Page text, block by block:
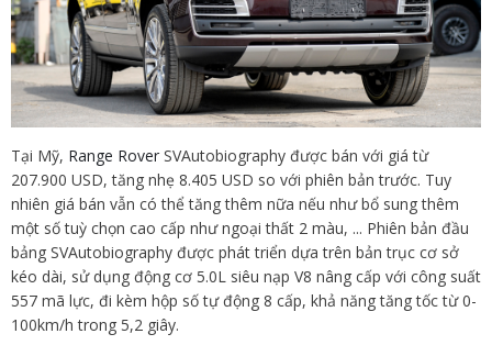
Tại Mỹ, Range Rover SVAutobiography được bán với giá từ
207.900 USD, tăng nhẹ 8.405 USD so với phiên bản trước. Tuy
nhiên giá bán vẫn có thể tăng thêm nữa nếu như bổ sung thêm
một số tuỳ chọn cao cấp như ngoại thất 2 màu, ... Phiên bản đầu
bảng SVAutobiography được phát triển dựa trên bản trục cơ sở
kéo dài, sử dụng động cơ 5.0L siêu nạp V8 nâng cấp với công suất
557 mã lực, đi kèm hộp số tự động 8 cấp, khả năng tăng tốc từ 0-
100km/h trong 5,2 giây.